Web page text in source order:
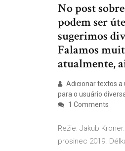
No post
podem ser
sugerimos
Falamos
atualmente,
Adicionar textos a
para o usuário
1 Comments
Režie: Jakub
prosinec 2019.